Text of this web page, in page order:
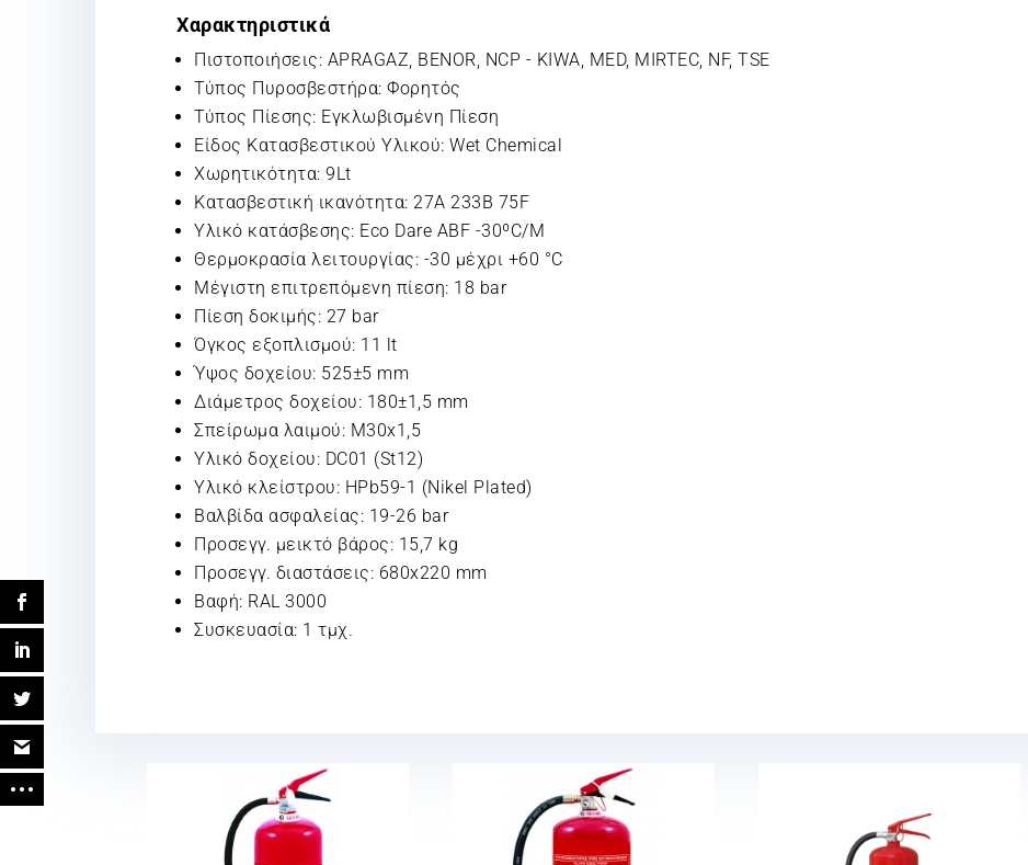
Χαρακτηριστικά
Πιστοποιήσεις: APRAGAZ, BENOR, NCP - KIWA, MED, MIRTEC, NF, TSE
Τύπος Πυροσβεστήρα: Φορητός
Τύπος Πίεσης: Εγκλωβισμένη Πίεση
Είδος Κατασβεστικού Υλικού: Wet Chemical
Χωρητικότητα: 9Lt
Κατασβεστική ικανότητα: 27A 233B 75F
Υλικό κατάσβεσης: Eco Dare ABF -30ºC/M
Θερμοκρασία λειτουργίας: -30 μέχρι +60 °C
Μέγιστη επιτρεπόμενη πίεση: 18 bar
Πίεση δοκιμής: 27 bar
Όγκος εξοπλισμού: 11 lt
Ύψος δοχείου: 525±5 mm
Διάμετρος δοχείου: 180±1,5 mm
Σπείρωμα λαιμού: M30x1,5
Υλικό δοχείου: DC01 (St12)
Υλικό κλείστρου: HPb59-1 (Nikel Plated)
Βαλβίδα ασφαλείας: 19-26 bar
Προσεγγ. μεικτό βάρος: 15,7 kg
Προσεγγ. διαστάσεις: 680x220 mm
Βαφή: RAL 3000
Συσκευασία: 1 τμχ.